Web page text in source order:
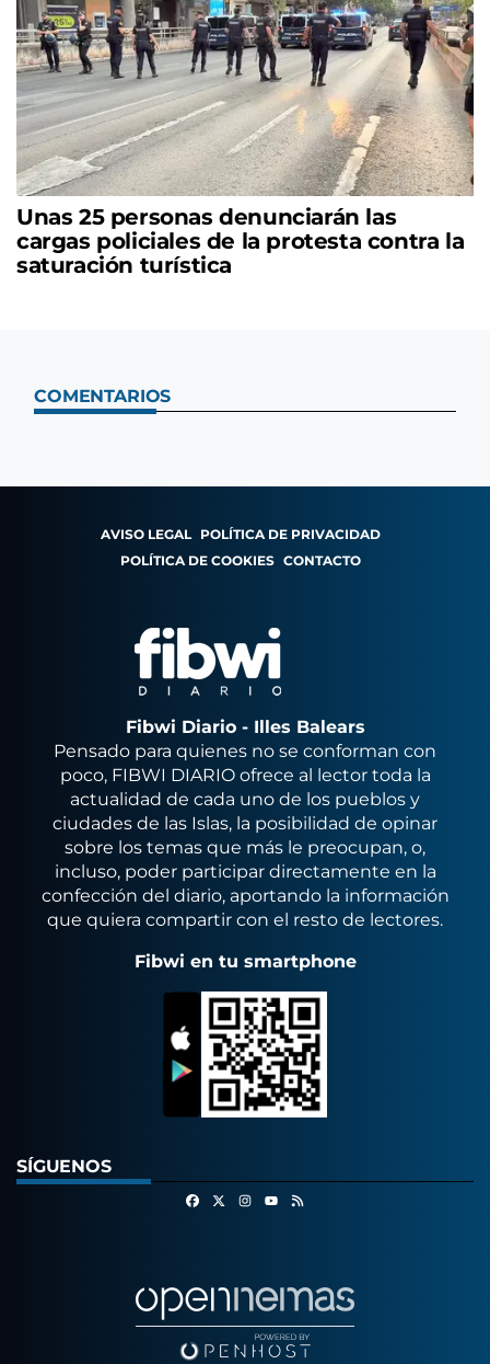
Unas 25 personas denunciarán las
cargas policiales de la protesta contra la
saturación turística
COMENTARIOS
AVISO LEGAL POLÍTICA DE PRIVACIDAD
POLÍTICA DE COOKIES CONTACTO
Fibwi Diario - Illes Balears
Pensado para quienes no se conforman con
poco, FIBWI DIARIO ofrece al lector toda la
actualidad de cada uno de los pueblos y
ciudades de las Islas, la posibilidad de opinar
sobre los temas que más le preocupan, o,
incluso, poder participar directamente en la
confección del diario, aportando la información
que quiera compartir con el resto de lectores.
Fibwi en tu smartphone
SÍGUENOS
FacebookInstagram